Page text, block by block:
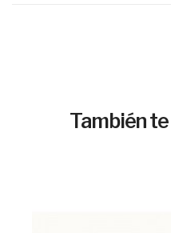
También